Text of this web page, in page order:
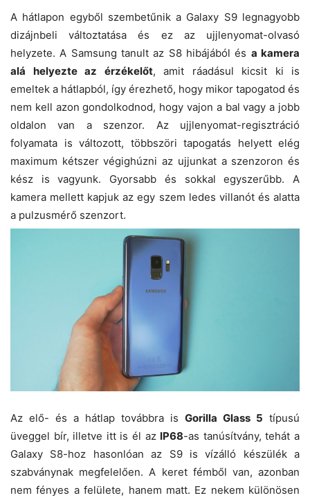
A hátlapon egyből szembetűnik a Galaxy S9 legnagyobb
dizájnbeli változtatása és ez az ujjlenyomat-olvasó
helyzete. A Samsung tanult az S8 hibájából és a kamera
alá helyezte az érzékelőt, amit ráadásul kicsit ki is
emeltek a hátlapból, így érezhető, hogy mikor tapogatod és
nem kell azon gondolkodnod, hogy vajon a bal vagy a jobb
oldalon van a szenzor. Az ujjlenyomat-regisztráció
folyamata is változott, többszöri tapogatás helyett elég
maximum kétszer végighúzni az ujjunkat a szenzoron és
kész is vagyunk. Gyorsabb és sokkal egyszerűbb. A
kamera mellett kapjuk az egy szem ledes villanót és alatta
a pulzusmérő szenzort.
Az elő- és a hátlap továbbra is Gorilla Glass 5 típusú
üveggel bír, illetve itt is él az IP68-as tanúsítvány, tehát a
Galaxy S8-hoz hasonlóan az S9 is vízálló készülék a
szabványnak megfelelően. A keret fémből van, azonban
nem fényes a felülete, hanem matt. Ez nekem különösen